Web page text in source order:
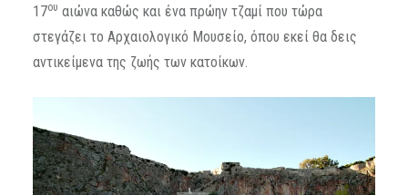
17ου αιώνα καθώς και ένα πρώην τζαμί που τώρα
στεγάζει το Αρχαιολογικό Μουσείο, όπου εκεί θα δεις
αντικείμενα της ζωής των κατοίκων.